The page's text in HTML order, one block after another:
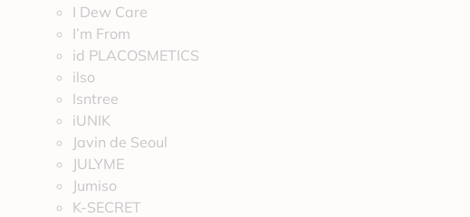
I Dew Care
I’m From
id PLACOSMETICS
ilso
Isntree
iUNIK
Javin de Seoul
JULYME
Jumiso
K-SECRET